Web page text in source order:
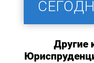
Другие